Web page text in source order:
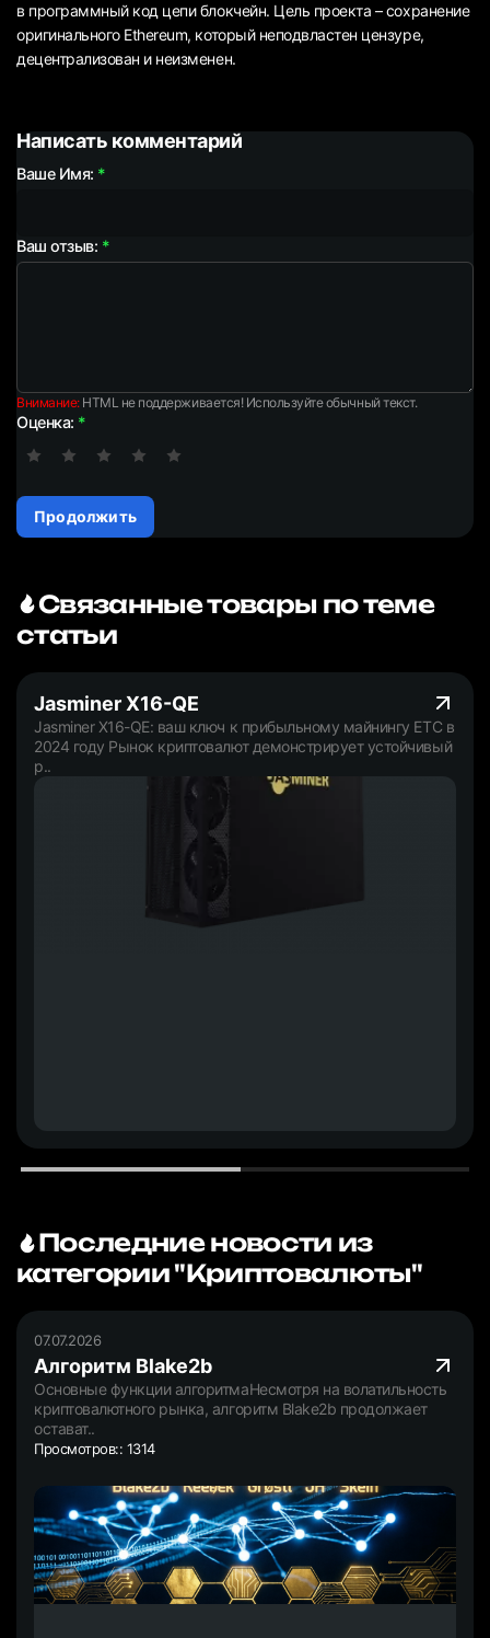
в программный код цепи блокчейн. Цель проекта – сохранение
оригинального Ethereum, который неподвластен цензуре,
децентрализован и неизменен.
Написать комментарий
Ваше Имя:
Ваш отзыв:
Внимание:HTML не поддерживается! Используйте обычный текст.
Оценка:
Продолжить
Связанные товары по теме
статьи
Jasminer X16-QE
Jasminer X16-QE: ваш ключ к прибыльному майнингу ETC в
2024 году Рынок криптовалют демонстрирует устойчивый
р..
Последние новости из
категории "Криптовалюты"
07.07.2026
Алгоритм Blake2b
Основные функции алгоритмаНесмотря на волатильность
криптовалютного рынка, алгоритм Blake2b продолжает
остават..
Просмотров:: 1314